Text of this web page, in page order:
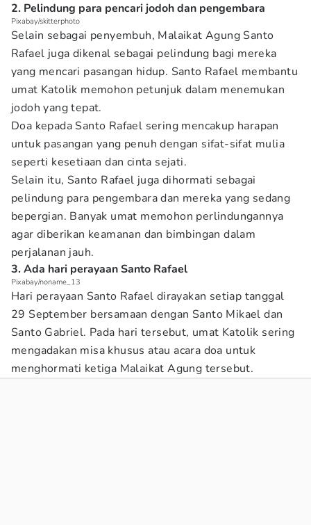
2. Pelindung para pencari jodoh dan pengembara
Pixabay/skitterphoto
Selain sebagai penyembuh, Malaikat Agung Santo
Rafael juga dikenal sebagai pelindung bagi mereka
yang mencari pasangan hidup. Santo Rafael membantu
umat Katolik memohon petunjuk dalam menemukan
jodoh yang tepat.
Doa kepada Santo Rafael sering mencakup harapan
untuk pasangan yang penuh dengan sifat-sifat mulia
seperti kesetiaan dan cinta sejati.
Selain itu, Santo Rafael juga dihormati sebagai
pelindung para pengembara dan mereka yang sedang
bepergian. Banyak umat memohon perlindungannya
agar diberikan keamanan dan bimbingan dalam
perjalanan jauh.
3. Ada hari perayaan Santo Rafael
Pixabay/noname_13
Hari perayaan Santo Rafael dirayakan setiap tanggal
29 September bersamaan dengan Santo Mikael dan
Santo Gabriel. Pada hari tersebut, umat Katolik sering
mengadakan misa khusus atau acara doa untuk
menghormati ketiga Malaikat Agung tersebut.